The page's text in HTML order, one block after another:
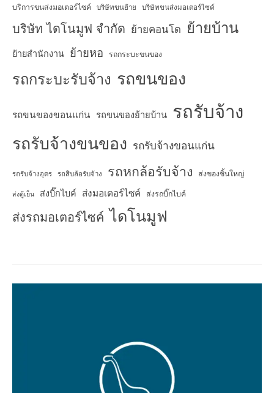
บริการขนส่งมอเตอร์ไซค์ บริษัทขนย้าย บริษัทขนส่งมอเตอร์ไซค์
บริษัท ไดโนมูฟ จำกัด ย้ายคอนโด ย้ายบ้าน
ย้ายสำนักงาน ย้ายหอ รถกระบะขนของ
รถกระบะรับจ้าง รถขนของ
รถขนของขอนแก่น รถขนของย้ายบ้าน รถรับจ้าง
รถรับจ้างขนของ รถรับจ้างขอนแก่น
รถรับจ้างอุดร รถสิบล้อรับจ้าง รถหกล้อรับจ้าง ส่งของชิ้นใหญ่
ส่งตู้เย็น ส่งบิ๊กไบค์ ส่งมอเตอร์ไซค์ ส่งรถบิ๊กไบค์
ส่งรถมอเตอร์ไซค์ ไดโนมูฟ